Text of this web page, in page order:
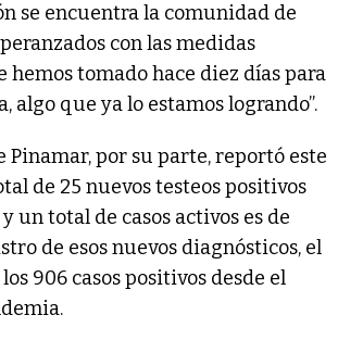
se encuentra la comunidad de
con las medidas
tomado hace diez días para
algo que ya lo estamos logrando”.
por su parte, reportó este
de 25 nuevos testeos positivos
un total de casos activos es de
de esos nuevos diagnósticos, el
906 casos positivos desde el